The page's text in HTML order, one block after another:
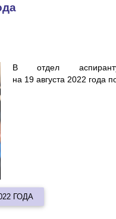
В отдел
на 19 августа 2022 года
ГОДА